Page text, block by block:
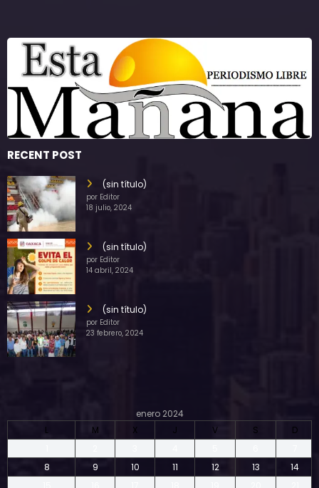
RECENT POST
(sin título)
por Editor
18 julio, 2024
(sin título)
por Editor
14 abril, 2024
(sin título)
por Editor
23 febrero, 2024
enero 2024
L
M X J V S
D
8
9 10 11 12 13
14